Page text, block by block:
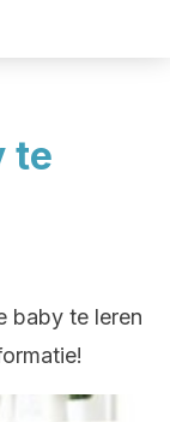
te
baby te leren